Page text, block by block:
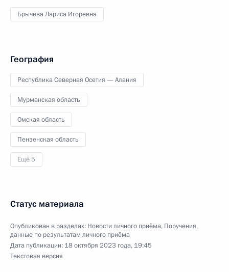
Брычева Лариса Игоревна
География
Республика Северная Осетия — Алания
Мурманская область
Омская область
Пензенская область
Ещё 5
Статус материала
Опубликован в разделах: Новости личного приёма, Поручения,
данные по результатам личного приёма
Дата публикации: 18 октября 2023 года, 19:45
Текстовая версия